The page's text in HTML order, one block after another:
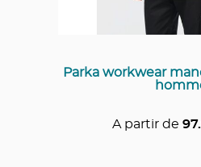
Parka workwear
A partir de